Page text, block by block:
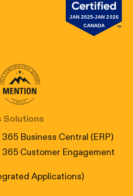
Corporate
performance Quebec
Solutions
Business Central (ERP)
Customer Engagement
Applications)